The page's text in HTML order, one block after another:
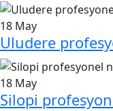
18 May
Uludere
18 May
Silopi